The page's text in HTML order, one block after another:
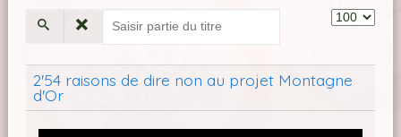
2'54 raisons de dire non au projet Montagne
d'Or